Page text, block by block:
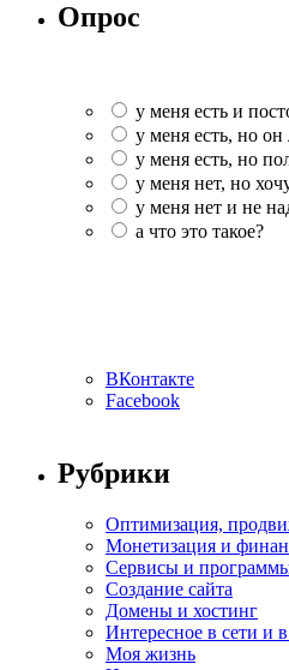
Опрос
у меня есть и
у меня есть, но он
у меня есть, но
у меня нет, но
у меня нет и не
а что это такое?
ВКонтакте
Facebook
Рубрики
Оптимизация,
Монетизация и
Сервисы и
Создание сайта
Домены и хостинг
Интересное в сети и
Моя жизнь